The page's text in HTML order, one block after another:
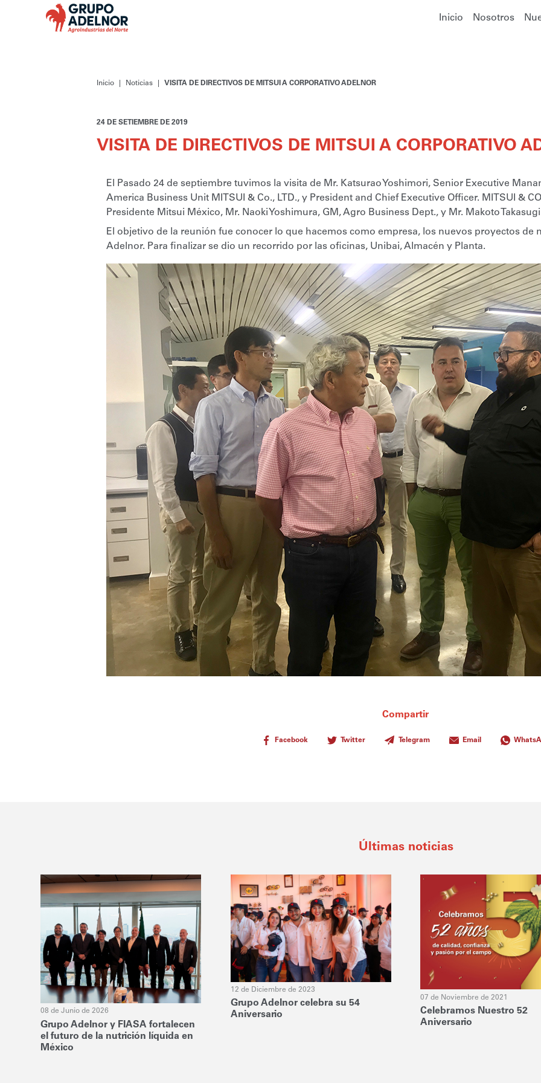
Inicio Nosotros
Inicio Noticias VISITA DE DIRECTIVOS DE MITSUI A CORPORATIVO ADELNOR
24 DE SETIEMBRE DE 2019
VISITA DE DIRECTIVOS DE MITSUI A CORPORATIVO
El Pasado 24 de septiembre tuvimos la visita de Mr. Katsurao Yoshimori, Senior Executive
America Business Unit MITSUI & Co., LTD., y President and Chief Executive Officer. MITSUI &
Presidente Mitsui México, Mr. Naoki Yoshimura, GM, Agro Business Dept., y Mr. Makoto
El objetivo de la reunión fue conocer lo que hacemos como empresa, los nuevos proyectos de
Adelnor. Para finalizar se dio un recorrido por las oficinas, Unibai, Almacén y Planta.
Compartir
Facebook Twitter Telegram Email
Últimas noticias
08 de Junio de 2026
Grupo Adelnor y FIASA fortalecen
el futuro de la nutrición líquida en
México
12 de Diciembre de 2023
Grupo Adelnor celebra su 54
Aniversario
07 de Noviembre de 2021
Celebramos Nuestro 52
Aniversario